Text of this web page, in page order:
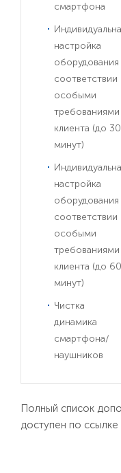
смартфона
настройка
оборудования
соответствии
особыми
требованиями
клиента (до 30
минут)
настройка
оборудования
соответствии
особыми
требованиями
клиента (до 60
минут)
Чистка
динамика
смартфона/
наушников
Полный список
доступен по ссылке